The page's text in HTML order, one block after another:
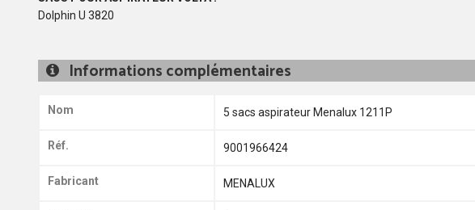
Dolphin U 3820
Informations complémentaires
Nom 5 sacs aspirateur Menalux 1211P
Réf. 9001966424
Fabricant MENALUX